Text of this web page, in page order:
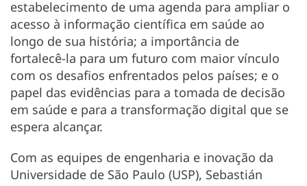
estabelecimento de uma agenda para ampliar o
acesso à informação científica em saúde ao
longo de sua história; a importância de
fortalecê-la para um futuro com maior vínculo
com os desafios enfrentados pelos países; e o
papel das evidências para a tomada de decisão
em saúde e para a transformação digital que se
espera alcançar.
Com as equipes de engenharia e inovação da
Universidade de São Paulo (USP), Sebastián